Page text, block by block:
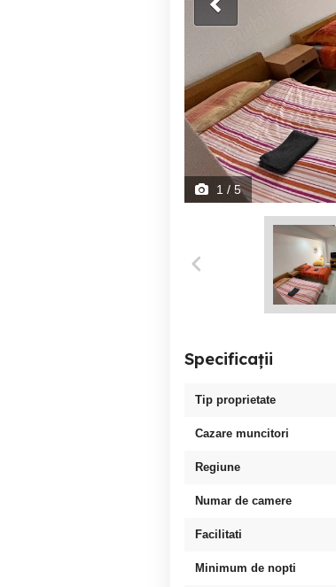
1 / 5
Specificații
Tip proprietate
Cazare muncitori
Regiune
Numar de camere
Facilitati
Minimum de nopti